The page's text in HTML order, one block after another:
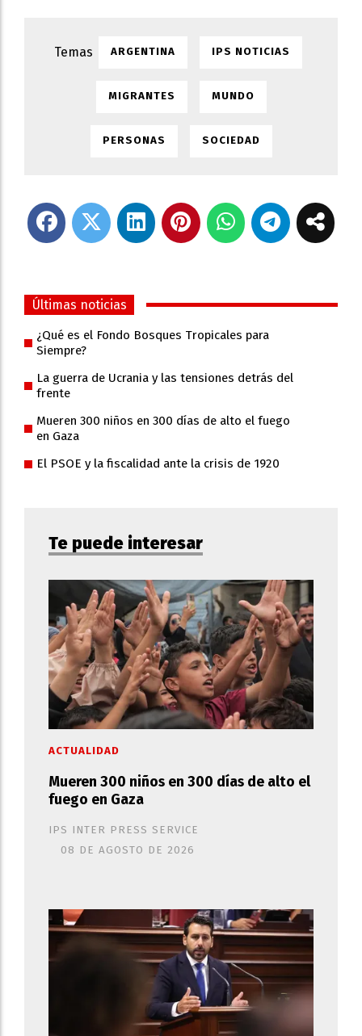
ARGENTINA IPS NOTICIAS
MIGRANTES MUNDO
PERSONAS SOCIEDAD
Últimas noticias
¿Qué es el Fondo Bosques Tropicales para
Siempre?
La guerra de Ucrania y las tensiones detrás del
frente
Mueren 300 niños en 300 días de alto el fuego
en Gaza
El PSOE y la fiscalidad ante la crisis de 1920
Te puede interesar
Mueren 300 niños en 300 días de alto el
fuego en Gaza
IPS INTER PRESS SERVICE
ACTUALIDAD
08 DE AGOSTO DE 2026